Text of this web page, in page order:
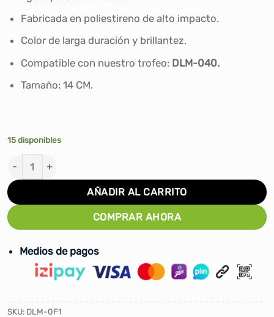
era:
S/10.00.
es:
S/6.00.
Fabricada en poliestireno de alto impacto.
Color de larga duración y brillantez.
Compatible con nuestro trofeo: DLM-040.
Tamaño: 14 CM.
15 disponibles
FIGURA PARA TROFEO FUTBOL DLM-0F1 cantidad
AÑADIR AL CARRITO
COMPRAR AHORA
Medios de pagos
SKU: DLM-0F1